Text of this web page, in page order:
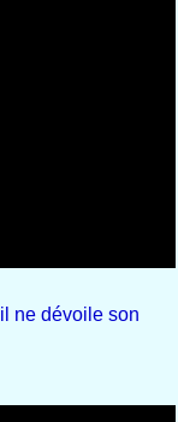
ne dévoile son